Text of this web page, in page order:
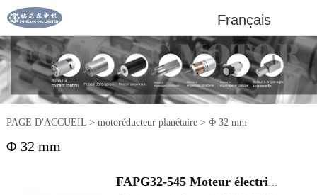
Français
PAGE D'ACCUEIL> motoréducteur planétaire> Φ 32 mm
Φ 32 mm